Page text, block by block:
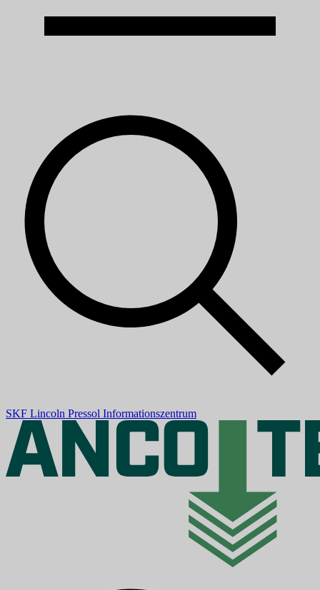
SKF Lincoln Pressol Informationszentrum